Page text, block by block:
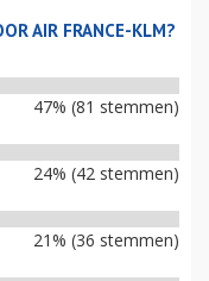
AIR FRANCE-KLM?
47% (81 stemmen)
24% (42 stemmen)
21% (36 stemmen)